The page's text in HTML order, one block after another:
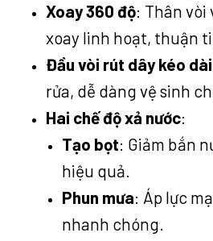
Xoay 360 độ: Thân vòi
xoay linh hoạt, thuận
Đầu vòi rút dây kéo dài
rửa, dễ dàng vệ sinh
Hai chế độ xả nước:
Tạo bọt: Giảm bắn
hiệu quả.
Phun mưa: Áp lực
nhanh chóng.